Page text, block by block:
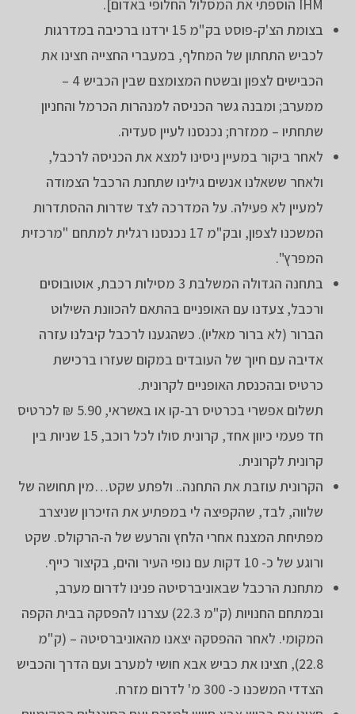
IHM הוספתי את המסלול החלופי באדום].
בצומת הצ'ק-פוסט בק"מ 15 ירדנו ברכיבה במדרגות
לכביש התחתון של המחלף, במעברי החצייה חצינו את
הכבישים לצפון ובשטח המצומצם שבין הכביש 4 –
ממערב; ומבנה גשר הכניסה למנהרות הכרמל והחניון
שתחתיו – ממזרח; נכנסנו לעיין סעדיה.
לאחר ביקור במעיין ניסינו למצא את הכניסה לרכבל,
ולאחר ששאלנו אנשים גילינו שתחנת הרכבל הצמודה
למעיין לא פעילה. על המדרכה לצד שדרות ההסתדרות
המשכנו לצפון, ובק"מ 17 נכנסנו רגלית למתחם "מרכזית
המפרץ".
בתחנה הגדולה המשלבת 3 מסילות רכבת, אוטובוסים
ורכבל, צעדנו עם האופניים בהתאם להכוונת השילוט
הברור (לא ברור מאליו). כשהגענו לרכבל קיבלנו עזרה
אדיבה עם חיוך של העובדים במקום שעזרו ברכישת
כרטיס ובהכנסת האופניים לקרונית.
תשלום אפשרי בכרטיס רב-קו או באשראי, 5.90 ₪ לכרטיס
חד פעמי כיוון אחד, קרונית סולו לכל רוכב, 15 שניות בין
קרונית לקרונית.
הקרונית עוזבת את התחנה.. ולפתע שקט…מין תחושה של
שלווה, לבד, שהקפיצה לי במפתיע את הזיכרון שניצרב
מפתיחת המצנח אחרי הלחץ והרעש של ה-הרקולס. שקט
ורוגע של כ- 10 דקות עם נופי העיר והים, בקיצור כייף.
מתחנת הרכבל שבאוניברסיטה פנינו לדרום מערב,
ובמתחם החנויות (ק"מ 22.3) עצרנו להפסקה בבית הקפה
המקומי. לאחר ההפסקה יצאנו מהאוניברסיטה – (ק"מ
22.8), חצינו את כביש אבא חושי למערב ועם הדרך והכביש
הצדדי המשכנו כ- 300 מ' לדרום מזרח.